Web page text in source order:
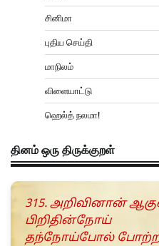
சினிமா
புதிய செய்தி
மாநிலம்
விளையாட்டு
ஹெல்த் நலமா!
தினம் ஒரு திருக்குறள்
315. அறிவினான்
பிறிதின்நோய்
தந்நோய்போல்